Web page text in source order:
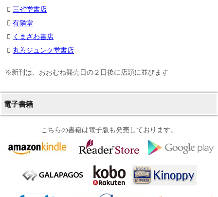
三省堂書店
有隣堂
くまざわ書店
丸善ジュンク堂書店
※新刊は、おおむね発売日の２日後に店頭に並びます
電子書籍
こちらの書籍は電子版も発売しております。